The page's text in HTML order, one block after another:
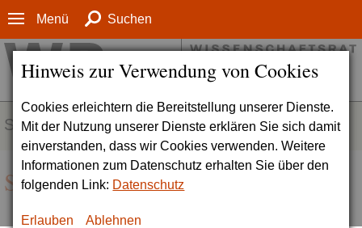
Hinweis zur Verwendung von Cookies
Cookies erleichtern die Bereitstellung unserer Dienste.
Mit der Nutzung unserer Dienste erklären Sie sich damit
einverstanden, dass wir Cookies verwenden. Weitere
Informationen zum Datenschutz erhalten Sie über den
folgenden Link: Datenschutz
Erlauben Ablehnen
Menü Suchen
SERVICE
Seite empfehlen